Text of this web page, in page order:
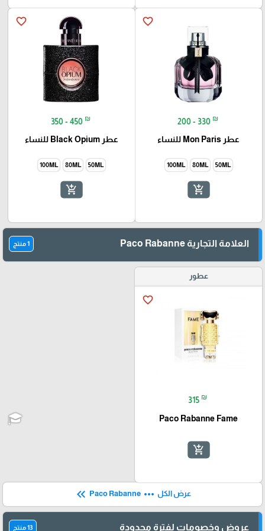
favorite_border
200 - 330 ₪
عطر Mon Paris للنساء
50ML
80ML
100ML
add_shopping_cart
favorite_border
350 - 450 ₪
عطر Black Opium للنساء
50ML
80ML
100ML
add_shopping_cart
العلامة التجارية Paco Rabanne 1 منتج
عطور
favorite_border
315 ₪
Paco Rabanne Fame
add_shopping_cart
عرض الكل more_horiz
keyboard_double_arrow_left
عروض وخصومات لفترة محدودة 13 منتج